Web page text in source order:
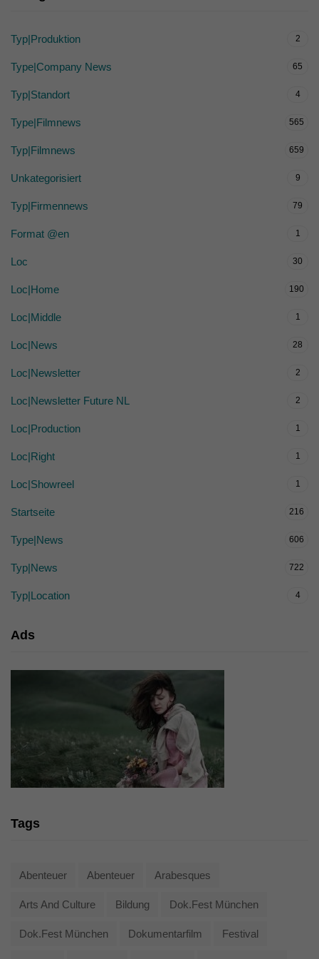
Typ|Produktion 2
Type|Company News 65
Typ|Standort 4
Type|Filmnews 565
Typ|Filmnews 659
Unkategorisiert 9
Typ|Firmennews 79
Format @en 1
Loc 30
Loc|Home 190
Loc|Middle 1
Loc|News 28
Loc|Newsletter 2
Loc|Newsletter Future NL 2
Loc|Production 1
Loc|Right 1
Loc|Showreel 1
Startseite 216
Type|News 606
Typ|News 722
Typ|Location 4
Ads
Tags
Abenteuer Abenteuer Arabesques
Arts And Culture Bildung Dok.fest München
Dok.fest München Dokumentarfilm Festival